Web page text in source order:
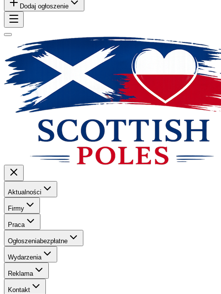
Dodaj ogłoszenie
Aktualności
Firmy
Praca
Ogłoszeniabezpłatne
Wydarzenia
Reklama
Kontakt